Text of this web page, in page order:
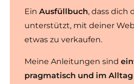
Ein Ausfüllbuch, dass dich
unterstützt, mit deiner
etwas zu verkaufen.
Meine Anleitungen sind
pragmatisch und im